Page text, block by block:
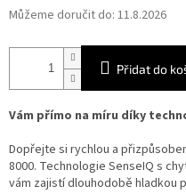
Můžeme doručit do: 11.8.2026
Přidat do
Vám přímo na míru díky
Dopřejte si rychlou a
8000. Technologie SenseIQ s
vám zajistí dlouhodobě hladkou